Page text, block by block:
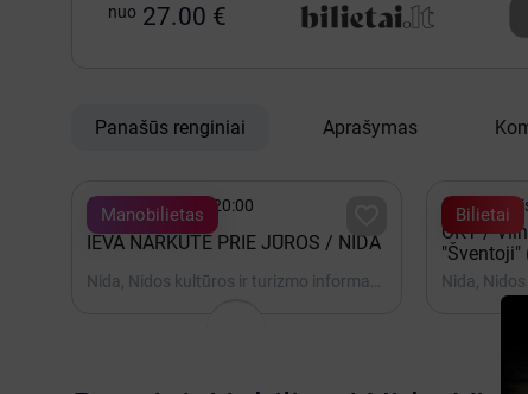
nuo 27.00 €
Panašūs renginiai Aprašymas
Manobilietas
 Rugpjūtis 07 - 20:00
IEVA NARKUTĖ PRIE JŪROS / NIDA
Bilietai

OKT /
"Šventoji"
Oskaras